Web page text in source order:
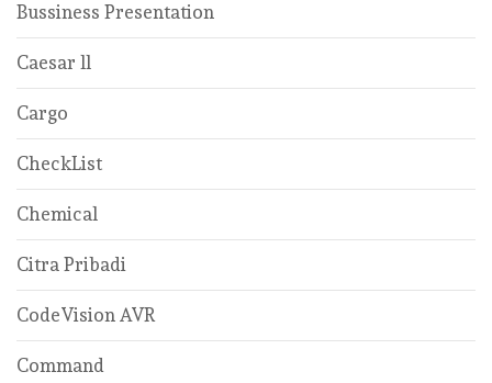
Bussiness Presentation
Caesar ll
Cargo
CheckList
Chemical
Citra Pribadi
CodeVision AVR
Command